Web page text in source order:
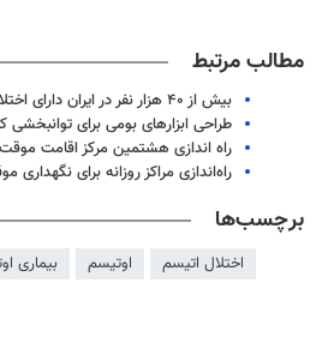
مطالب مرتبط
بیش از ۴۰ هزار نفر در ایران دارای اختلال اوتیسم هستند
طراحی ابزارهای بومی برای توانبخشی
راه اندازی هشتمین مرکز اقامت
راه‌اندازی مراکز روزانه برای نگهداری
برچسب‌ها
اختلال اتیسم اوتیسم بیماری